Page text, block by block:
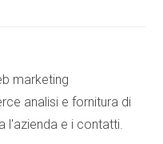
marketing
analisi e fornitura di
l'azienda e i contatti.